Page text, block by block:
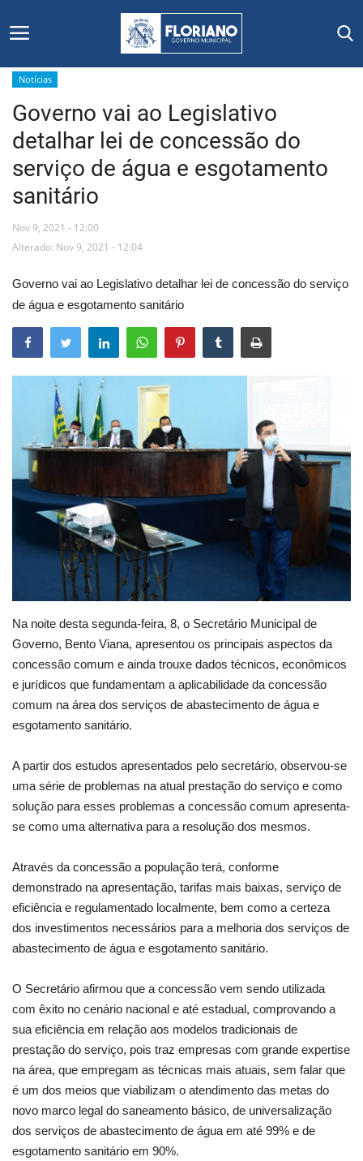
Início
Editais
Floriano
Secretarias e Órgãos
Mural de Licitações
Notícias
Vídeos
Webmail
Contato
Notícias
Governo vai ao Legislativo
detalhar lei de concessão do
serviço de água e esgotamento
sanitário
Nov 9, 2021 - 12:00
Alterado: Nov 9, 2021 - 12:04
Governo vai ao Legislativo detalhar lei de concessão do serviço
de água e esgotamento sanitário
Na noite desta segunda-feira, 8, o Secretário Municipal de
Governo, Bento Viana, apresentou os principais aspectos da
concessão comum e ainda trouxe dados técnicos, econômicos
e jurídicos que fundamentam a aplicabilidade da concessão
comum na área dos serviços de abastecimento de água e
esgotamento sanitário.
A partir dos estudos apresentados pelo secretário, observou-se
uma série de problemas na atual prestação do serviço e como
solução para esses problemas a concessão comum apresenta-
se como uma alternativa para a resolução dos mesmos.
Através da concessão a população terá, conforme
demonstrado na apresentação, tarifas mais baixas, serviço de
eficiência e regulamentado localmente, bem como a certeza
dos investimentos necessários para a melhoria dos serviços de
abastecimento de água e esgotamento sanitário.
O Secretário afirmou que a concessão vem sendo utilizada
com êxito no cenário nacional e até estadual, comprovando a
sua eficiência em relação aos modelos tradicionais de
prestação do serviço, pois traz empresas com grande expertise
na área, que empregam as técnicas mais atuais, sem falar que
é um dos meios que viabilizam o atendimento das metas do
novo marco legal do saneamento básico, de universalização
dos serviços de abastecimento de água em até 99% e de
esgotamento sanitário em 90%.